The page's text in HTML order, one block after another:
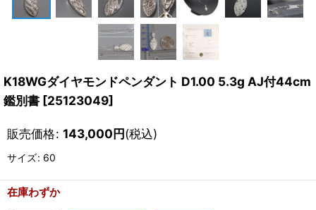
K18WGダイヤモンドペンダント D1.00 5.3g AJ付44cm
鑑別書 [25123049]
販売価格: 143,000円(税込)
サイズ: 60
在庫わずか